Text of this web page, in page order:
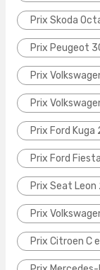
Prix Skoda
Prix Peugeot
Prix
Prix
Prix Ford Kuga
Prix Ford
Prix Seat
Prix
Prix Citroen C